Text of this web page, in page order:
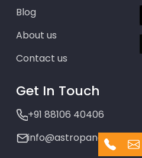
Blog
About us
Contact us
Get In Touch
+91 88106 40406
info@astropanditom.com